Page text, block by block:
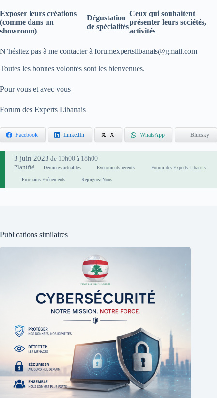
Exposer leurs créations
(comme dans un
showroom)
Dégustation
de spécialités
Ceux qui souhaitent
présenter leurs sociétés,
activités
N’hésitez pas à me contacter à forumexpertslibanais@gmail.com
Toutes les bonnes volontés sont les bienvenues.
Pour vous et avec vous
Forum des Experts Libanais
Facebook LinkedIn X WhatsApp Bluesky
3 juin 2023 de 10h00 à 18h00
Planifié Dernières actualités Evènements récents Forum des Experts Libanais
Prochains Evènements Rejoignez Nous
Publications similaires